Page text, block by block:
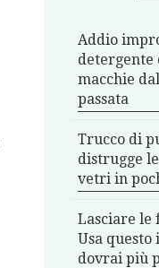
Addio
detergente
macchie
passata
Trucco di
distrugge
vetri in
Lasciare le
Usa
dovrai più